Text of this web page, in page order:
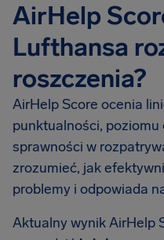
AirHelp
Lufthansa
roszczenia?
AirHelp Score ocenia
punktualności, poziomu
sprawności w
zrozumieć, jak
problemy i odpowiada
Aktualny wynik AirHelp